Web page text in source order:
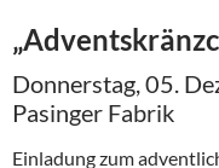
Donnerstag, 05.
Pasinger Fabrik
Einladung zum